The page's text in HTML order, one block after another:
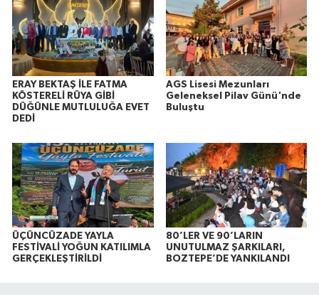
ERAY BEKTAŞ İLE FATMA
KÖSTERELİ RÜYA GİBİ
DÜĞÜNLE MUTLULUĞA EVET
DEDİ
AGS Lisesi Mezunları
Geleneksel Pilav Günü'nde
Buluştu
ÜÇÜNCÜZADE YAYLA
FESTİVALİ YOĞUN KATILIMLA
GERÇEKLEŞTİRİLDİ
80’LER VE 90’LARIN
UNUTULMAZ ŞARKILARI,
BOZTEPE’DE YANKILANDI